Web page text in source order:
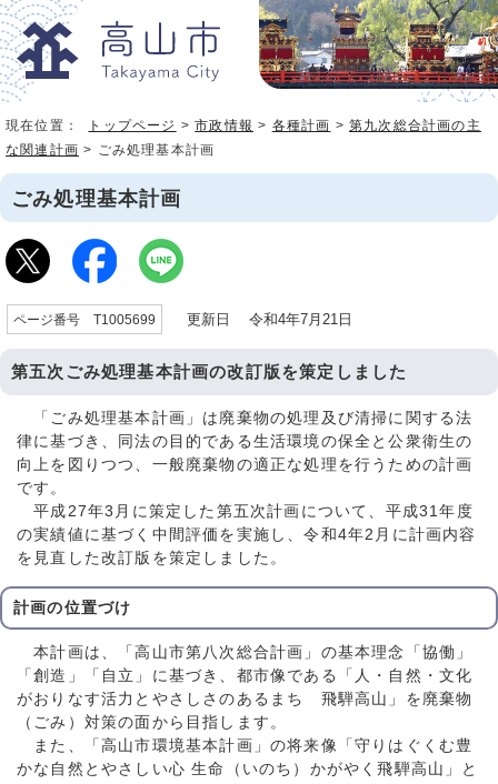
現在位置： トップページ >市政情報 > 各種計画 >第九次総合計画の主
な関連計画 > ごみ処理基本計画
ごみ処理基本計画
ページ番号 T1005699 更新日 令和4年7月21日
第五次ごみ処理基本計画の改訂版を策定しました
「ごみ処理基本計画」は廃棄物の処理及び清掃に関する法
律に基づき、同法の目的である生活環境の保全と公衆衛生の
向上を図りつつ、一般廃棄物の適正な処理を行うための計画
です。
平成27年3月に策定した第五次計画について、平成31年度
の実績値に基づく中間評価を実施し、令和4年2月に計画内容
を見直した改訂版を策定しました。
計画の位置づけ
本計画は、「高山市第八次総合計画」の基本理念「協働」
「創造」「自立」に基づき、都市像である「人・自然・文化
がおりなす活力とやさしさのあるまち 飛騨高山」を廃棄物
（ごみ）対策の面から目指します。
また、「高山市環境基本計画」の将来像「守りはぐくむ豊
かな自然とやさしい心 生命（いのち）かがやく飛騨高山」と